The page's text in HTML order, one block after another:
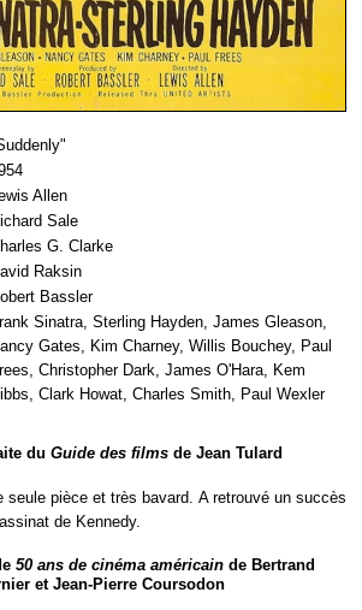
Allen
Sale
G. Clarke
Raksin
Bassler
Sinatra, Sterling Hayden, James Gleason,
Gates, Kim Charney, Willis Bouchey, Paul
Christopher Dark, James O'Hara, Kem
Clark Howat, Charles Smith, Paul Wexler
du Guide des filmsde Jean Tulard
seule pièce et très bavard. A retrouvé un succès
de Kennedy.
50 ans de cinéma américain de Bertrand
et Jean-Pierre Coursodon